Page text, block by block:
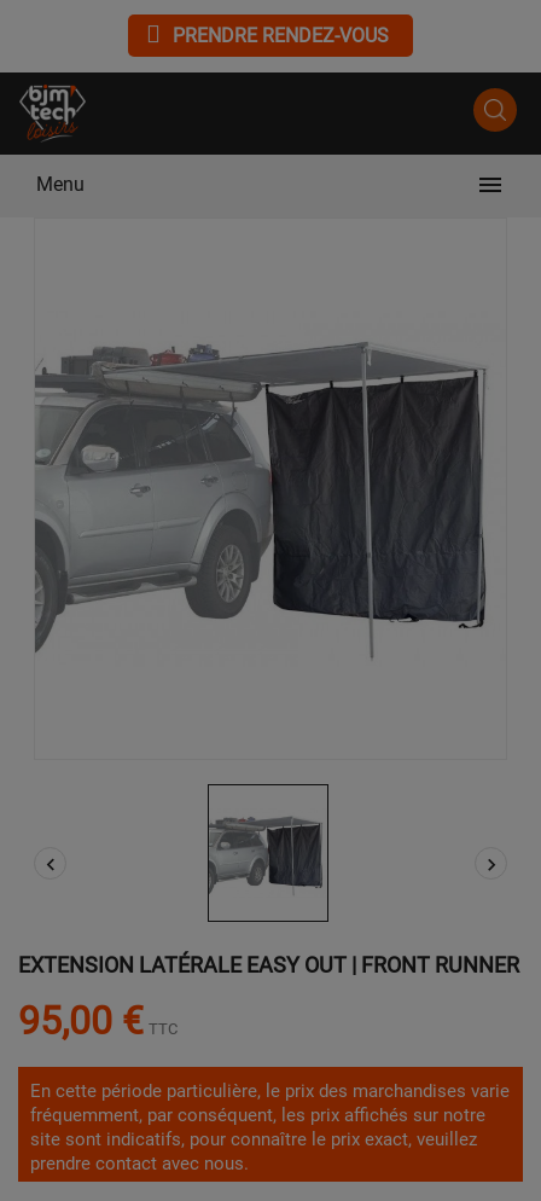
PRENDRE RENDEZ-VOUS
Menu 
 
EXTENSION LATÉRALE EASY OUT | FRONT RUNNER
95,00 € TTC
En cette période particulière, le prix des marchandises varie
fréquemment, par conséquent, les prix affichés sur notre
site sont indicatifs, pour connaître le prix exact, veuillez
prendre contact avec nous.